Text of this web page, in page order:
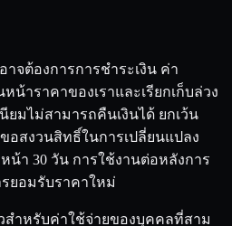
าจต้องการการชำระเงิน ค่า
น้าราคาของเราและเรียกเก็บล่วง
ยมไม่สามารถคืนเงินได้ ยกเว้น
สงวนสิทธิ์ในการเปลี่ยนแปลง
น้า 30 วัน การใช้งานต่อหลังการ
ยอมรับราคาใหม่
สำหรับค่าใช้จ่ายของบุคคลที่สาม